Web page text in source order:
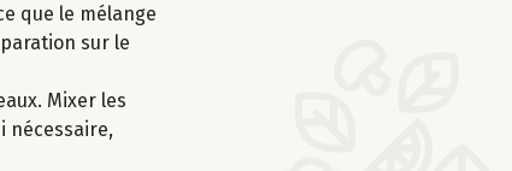
que le mélange
sur le
Mixer les
nécessaire,